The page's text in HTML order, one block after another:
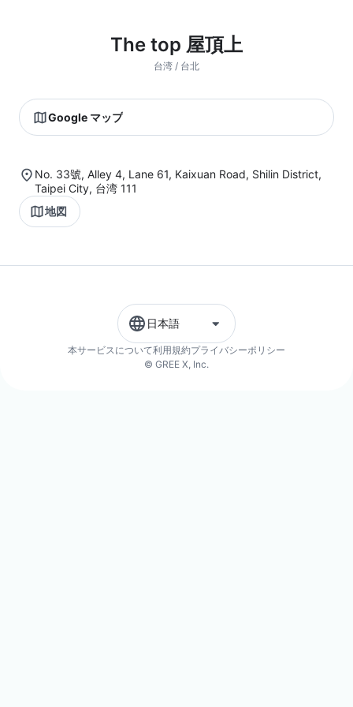
The top 屋頂上
台湾 / 台北
Google マップ
No. 33號, Alley 4, Lane 61, Kaixuan Road, Shilin District,
Taipei City, 台湾 111
地図
日本語
本サービスについて利用規約プライバシーポリシー
© GREE X, Inc.